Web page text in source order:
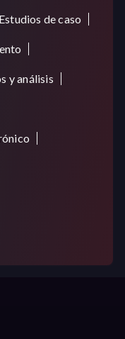
Estudios de caso
y análisis